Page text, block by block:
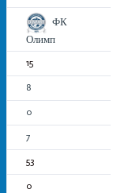
ФК
Олимп
15
8
0
7
53
0